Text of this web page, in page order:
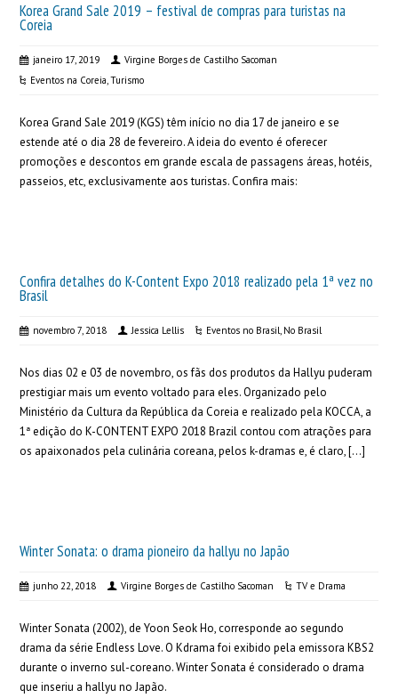
Korea Grand Sale 2019 – festival de compras para turistas na
Coreia
janeiro 17, 2019
Virgine Borges de Castilho Sacoman
Eventos na Coreia,Turismo
Korea Grand Sale 2019 (KGS) têm início no dia 17 de janeiro e se
estende até o dia 28 de fevereiro. A ideia do evento é oferecer
promoções e descontos em grande escala de passagens áreas, hotéis,
passeios, etc, exclusivamente aos turistas. Confira mais:
Confira detalhes do K-Content Expo 2018 realizado pela 1ª vez no
Brasil
novembro 7, 2018 Jessica Lellis Eventos no Brasil, No Brasil
Nos dias 02 e 03 de novembro, os fãs dos produtos da Hallyu puderam
prestigiar mais um evento voltado para eles. Organizado pelo
Ministério da Cultura da República da Coreia e realizado pela KOCCA, a
1ª edição do K-CONTENT EXPO 2018 Brazil contou com atrações para
os apaixonados pela culinária coreana, pelos k-dramas e, é claro, […]
Winter Sonata: o drama pioneiro da hallyu no Japão
junho 22, 2018 Virgine Borges de Castilho Sacoman TV e Drama
Winter Sonata (2002), de Yoon Seok Ho, corresponde ao segundo
drama da série Endless Love. O Kdrama foi exibido pela emissora KBS2
durante o inverno sul-coreano. Winter Sonata é considerado o drama
que inseriu a hallyu no Japão.